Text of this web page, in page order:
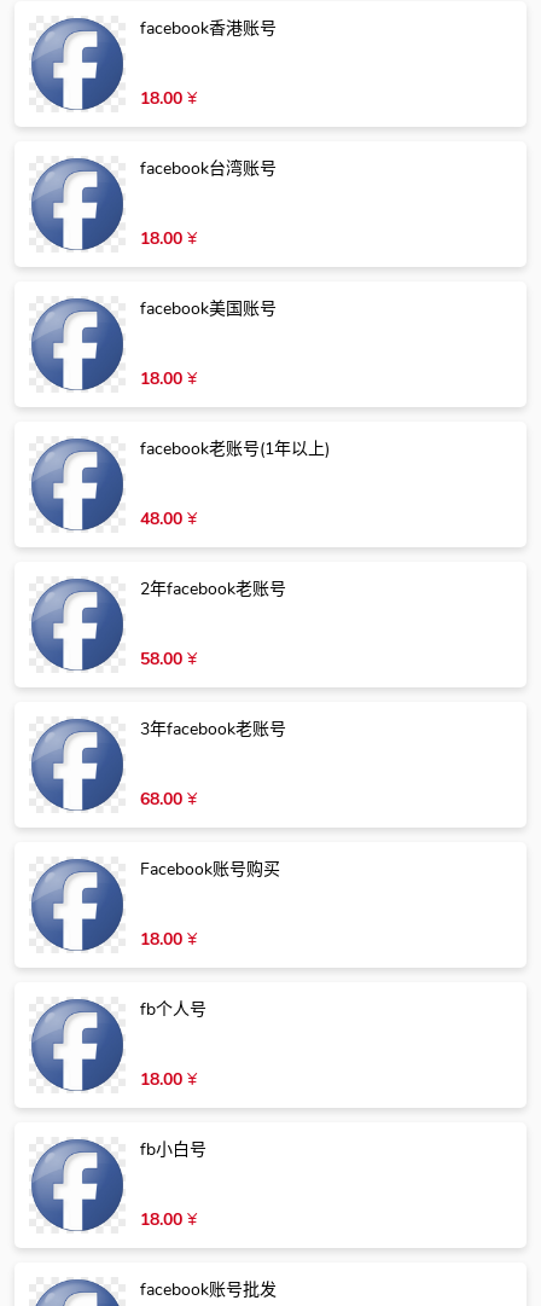
facebook香港账号
18.00 ¥
facebook台湾账号
18.00 ¥
facebook美国账号
18.00 ¥
facebook老账号(1年以上)
48.00 ¥
2年facebook老账号
58.00 ¥
3年facebook老账号
68.00 ¥
Facebook账号购买
18.00 ¥
fb个人号
18.00 ¥
fb小白号
18.00 ¥
facebook账号批发